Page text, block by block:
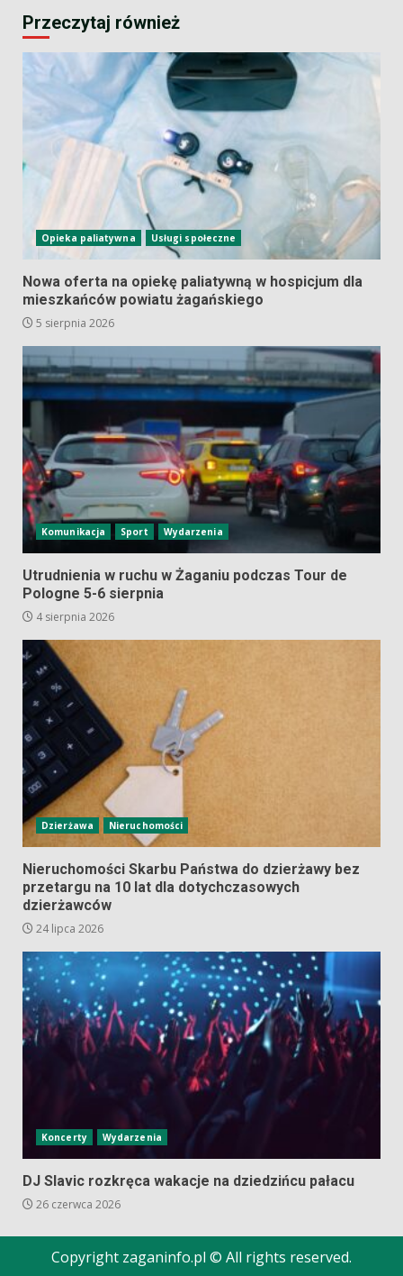
Przeczytaj również
Opieka paliatywna Usługi społeczne
Nowa oferta na opiekę paliatywną w hospicjum dla
mieszkańców powiatu żagańskiego
5 sierpnia 2026
Komunikacja Sport Wydarzenia
Utrudnienia w ruchu w Żaganiu podczas Tour de
Pologne 5-6 sierpnia
4 sierpnia 2026
Dzierżawa Nieruchomości
Nieruchomości Skarbu Państwa do dzierżawy bez
przetargu na 10 lat dla dotychczasowych
dzierżawców
24 lipca 2026
Koncerty Wydarzenia
DJ Slavic rozkręca wakacje na dziedzińcu pałacu
26 czerwca 2026
Copyright zaganinfo.pl © All rights reserved.